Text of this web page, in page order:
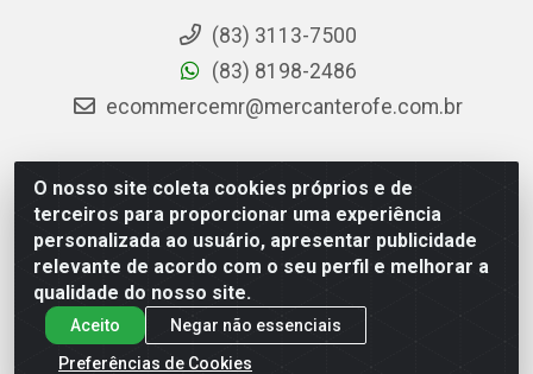
O nosso site coleta cookies próprios e de
terceiros para proporcionar uma experiência
personalizada ao usuário, apresentar publicidade
relevante de acordo com o seu perfil e melhorar a
qualidade do nosso site.
Aceito
Negar não essenciais
Preferências de Cookies
(83) 3113-7500
(83) 8198-2486
ecommercemr@mercanterofe.com.br
MR Distribuidora - Rua Hortêncio Ribeiro de Luna, 3777 -
Distrito Industrial, João Pessoa/PB - CEP 58081-400 -
CNPJ 35.428.312/0001-85